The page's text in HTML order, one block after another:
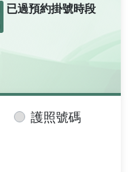
已過預約掛號時段
護照號碼